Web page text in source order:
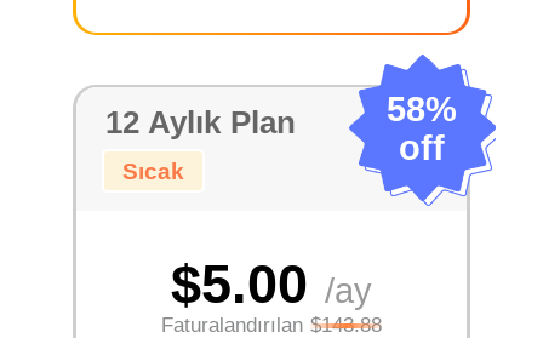
58%
off
12 Aylık Plan
Sıcak
$5.00 /ay
Faturalandırılan $143.88